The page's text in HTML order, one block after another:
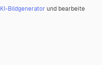
KI-Bildgenerator und bearbeite